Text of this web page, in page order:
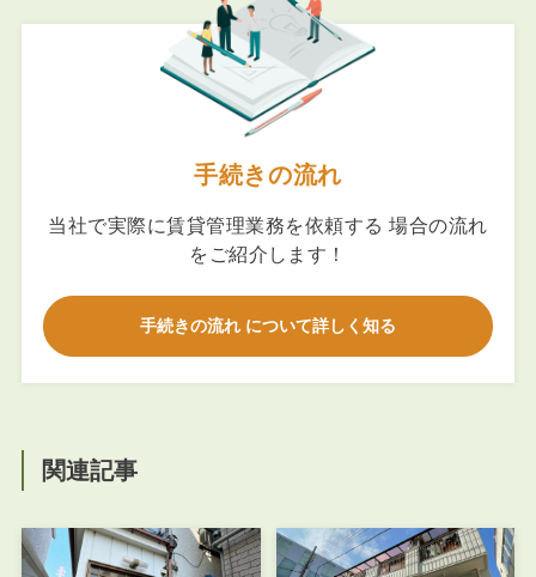
手続きの流れ
当社で実際に賃貸管理業務を依頼する 場合の流れ
をご紹介します！
手続きの流れ について詳しく知る
関連記事